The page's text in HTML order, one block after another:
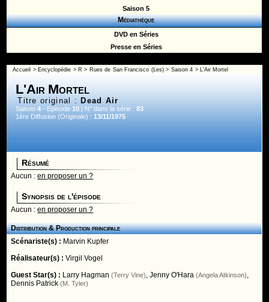
Saison 5
Médiathèque
DVD en Séries
Presse en Séries
Accueil > Encyclopédie > R > Rues de San Francisco (Les)> Saison 4 > L'Air Mortel
L'Air Mortel
Titre original : Dead Air
Saison4 - Episode10 | N° dans la série :83
1ère Diffusion (Originale) :13/11/1975
Résumé
Aucun :en proposer un ?
Synopsis de l'épisode
Aucun :en proposer un ?
Distribution & Production principale
Scénariste(s) : Marvin Kupfer
Réalisateur(s) :Virgil Vogel
Guest Star(s) : Larry Hagman (Terry Vine),Jenny O'Hara (Angela Atkinson),
Dennis Patrick (M. Tyler)